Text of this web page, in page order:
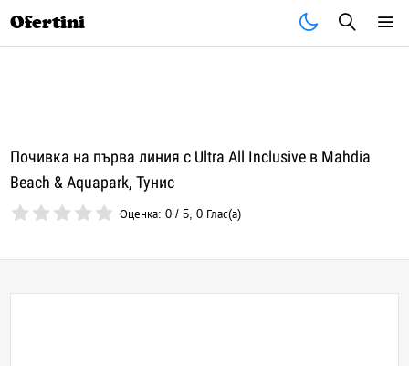
Ofertini
Почивка на първа линия с Ultra All Inclusive в Mahdia
Beach & Aquapark, Тунис
Оценка:0 /5,0 Глас(а)